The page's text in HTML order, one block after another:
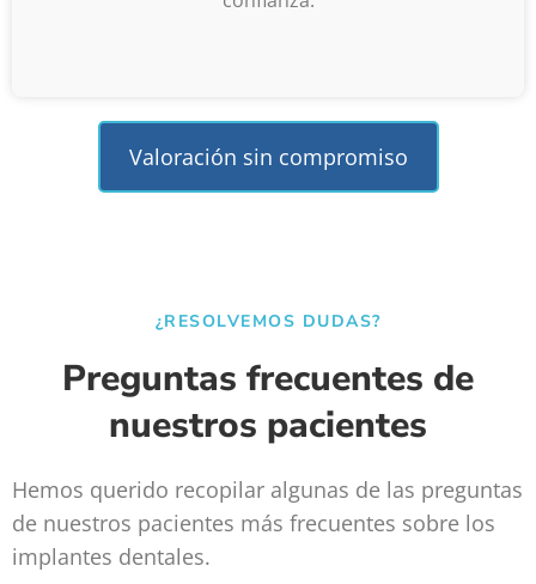
Valoración sin compromiso
¿RESOLVEMOS DUDAS?
Preguntas frecuentes de
nuestros pacientes
Hemos querido recopilar algunas de las preguntas
de nuestros pacientes más frecuentes sobre los
implantes dentales.